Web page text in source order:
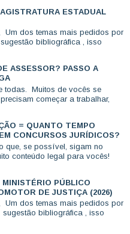
ESTADUAL
Um dos temas mais pedidos por
bibliográfica , isso
ASSESSOR? PASSO A
todas. Muitos de vocês se
começar a trabalhar,
= QUANTO TEMPO
CONCURSOS JURÍDICOS?
que, se possível, sigam no
conteúdo legal para vocês!
PÚBLICO
DE JUSTIÇA (2026)
Um dos temas mais pedidos por
bibliográfica , isso